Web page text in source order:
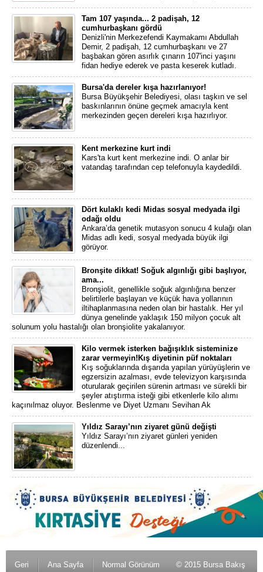
Tam 107 yaşında... 2 padişah, 12
cumhurbaşkanı gördü
Denizli'nin Merkezefendi Kaymakamı Abdullah
Demir, 2 padişah, 12 cumhurbaşkanı ve 27
başbakan gören asırlık çınarın 107'inci yaşını
fidan hediye ederek ve pasta keserek kutladı.
Bursa'da dereler kışa hazırlanıyor!
Bursa Büyükşehir Belediyesi, olası taşkın ve sel
baskınlarının önüne geçmek amacıyla kent
merkezinden geçen dereleri kışa hazırlıyor.
Kent merkezine kurt indi
Kars'ta kurt kent merkezine indi. O anlar bir
vatandaş tarafından cep telefonuyla kaydedildi.
Dört kulaklı kedi Midas sosyal medyada ilgi
odağı oldu
Ankara’da genetik mutasyon sonucu 4 kulağı olan
Midas adlı kedi, sosyal medyada büyük ilgi
görüyor.
Bronşite dikkat! Soğuk algınlığı gibi başlıyor,
ama...
Bronşiolit, genellikle soğuk algınlığına benzer
belirtilerle başlayan ve küçük hava yollarının
iltihaplanmasına neden olan bir hastalık. Her yıl
dünya genelinde yaklaşık 150 milyon çocuk alt
solunum yolu hastalığı olan bronşiolite yakalanıyor.
Kilo vermek isterken bağışıklık sisteminize
zarar vermeyin!Kış diyetinin püf noktaları
Kış soğuklarında dışarıda yapılan yürüyüşlerin ve
egzersizin azalması, evde televizyon karşısında
oturularak geçirilen sürenin artması ve sürekli bir
şeyler atıştırma isteği gibi etkenlerle kilo alımı
kaçınılmaz oluyor. Beslenme ve Diyet Uzmanı Sevihan Ak
Yıldız Sarayı’nın ziyaret günü değişti
Yıldız Sarayı’nın ziyaret günleri yeniden
düzenlendi...
Geri Ana Sayfa Normal Görünüm © 2015 Bursa Bakış